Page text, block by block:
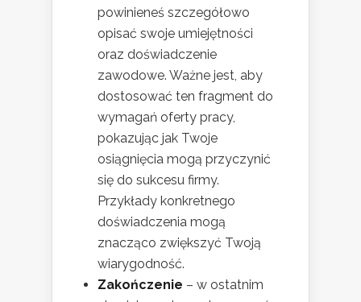
powinieneś szczegółowo
opisać swoje umiejętności
oraz doświadczenie
zawodowe. Ważne jest, aby
dostosować ten fragment do
wymagań oferty pracy,
pokazując jak Twoje
osiągnięcia mogą przyczynić
się do sukcesu firmy.
Przykłady konkretnego
doświadczenia mogą
znacząco zwiększyć Twoją
wiarygodność.
Zakończenie – w ostatnim